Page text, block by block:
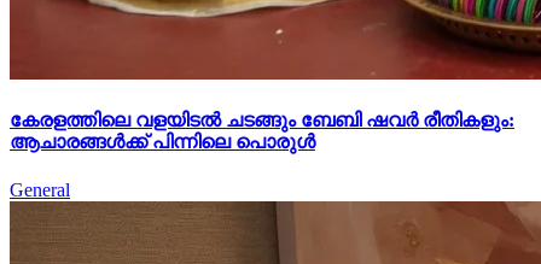
കേരളത്തിലെ വളയിടൽ ചടങ്ങും ബേബി ഷവർ രീതികളും:
ആചാരങ്ങൾക്ക് പിന്നിലെ പൊരുൾ
General